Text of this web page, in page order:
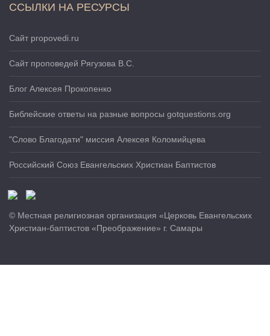
ССЫЛКИ НА РЕСУРСЫ
Сайт propovedi.ru
Сайт проповедей Рягузова В.С.
Блог Алексея Прокопенко
Библейские ответы на разные вопросы gotquestions.org
"Слово Благодати" миссия Алексея Коломийцева
Российский Союз Евангельских Христиан Баптистов
© Местная религиозная организация «Церковь Евангельских
Христиан-баптистов «Преображение» г. Самары